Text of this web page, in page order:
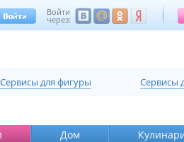
Войти
через:
Cервисы для фигуры Cервисы
Дом